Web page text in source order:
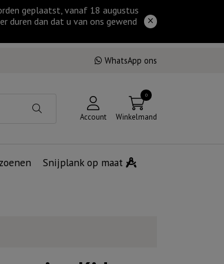
geplaatst, vanaf 18 augustus
duren dan dat u van ons gewend
WhatsApp ons
Account
0
Winkelmand
Snijplank op maat